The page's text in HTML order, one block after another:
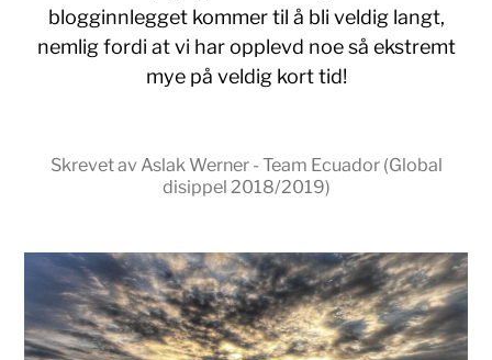
blogginnlegget kommer til å bli veldig langt,
nemlig fordi at vi har opplevd noe så ekstremt
mye på veldig kort tid!
Skrevet av Aslak Werner - Team Ecuador (Global
disippel 2018/2019)